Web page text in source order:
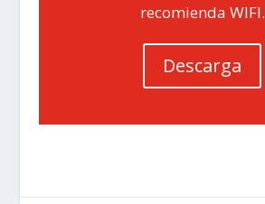
recomienda WIFI.
Descarga